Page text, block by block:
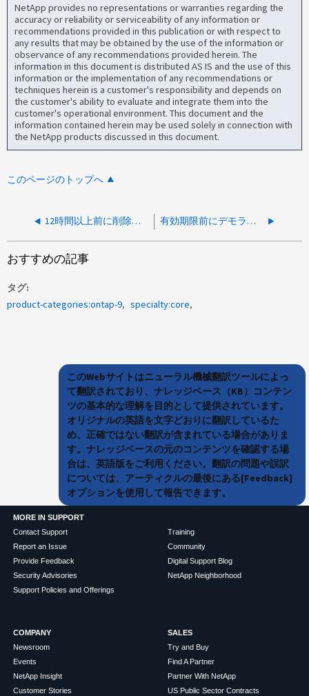
NetApp provides no representations or warranties regarding the
accuracy or reliability or serviceability of any information or
recommendations provided in this publication or with respect to
any results that may be obtained by the use of the information or
observance of any recommendations provided herein. The
information in this document is distributed AS IS and the use of this
information or the implementation of any recommendations or
techniques herein is a customer's responsibility and depends on
the customer's ability to evaluate and integrate them into the
customer's operational environment. This document and the
information contained herein may be used solely in connection with
the NetApp products discussed in this document.
このページのトップへ
12時間以上前に削除されたONTAPボリュームを回復することは可能ですか 有効期限前にデモライセンスを削除することはできますか。
おすすめの記事
タグ
product-categories:ontap-9
specialty:core
このWebサイトはニューラル機械翻訳ツールによっ
て翻訳されており、ナレッジベース（KB）コンテン
ツの基本的な理解を目的として提供されています。
オリジナルの英語を文字どおりに翻訳しているた
め、正確ではない翻訳が含まれている場合がありま
す。ナレッジベースの元のコンテンツを確認する場
合は、英語版をご利用ください。翻訳の問題や誤訳
については、アーティクルの最後にある[Feedback]
オプションを使用して報告できます。
MORE IN SUPPORT
Contact Support
Report an Issue
Provide Feedback
Security Advisories
Support Policies and Offerings
Training
Community
Digital Support Blog
NetApp Neighborhood
COMPANY
Newsroom
Events
NetApp Insight
Customer Stories
SALES
Try and Buy
Find A Partner
Partner With NetApp
US Public Sector Contracts